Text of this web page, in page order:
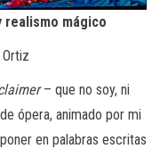
realismo mágico
– que no soy, ni
ópera, animado por mi
en palabras escritas